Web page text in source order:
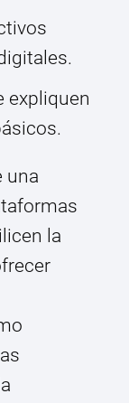
expliquen
una
la